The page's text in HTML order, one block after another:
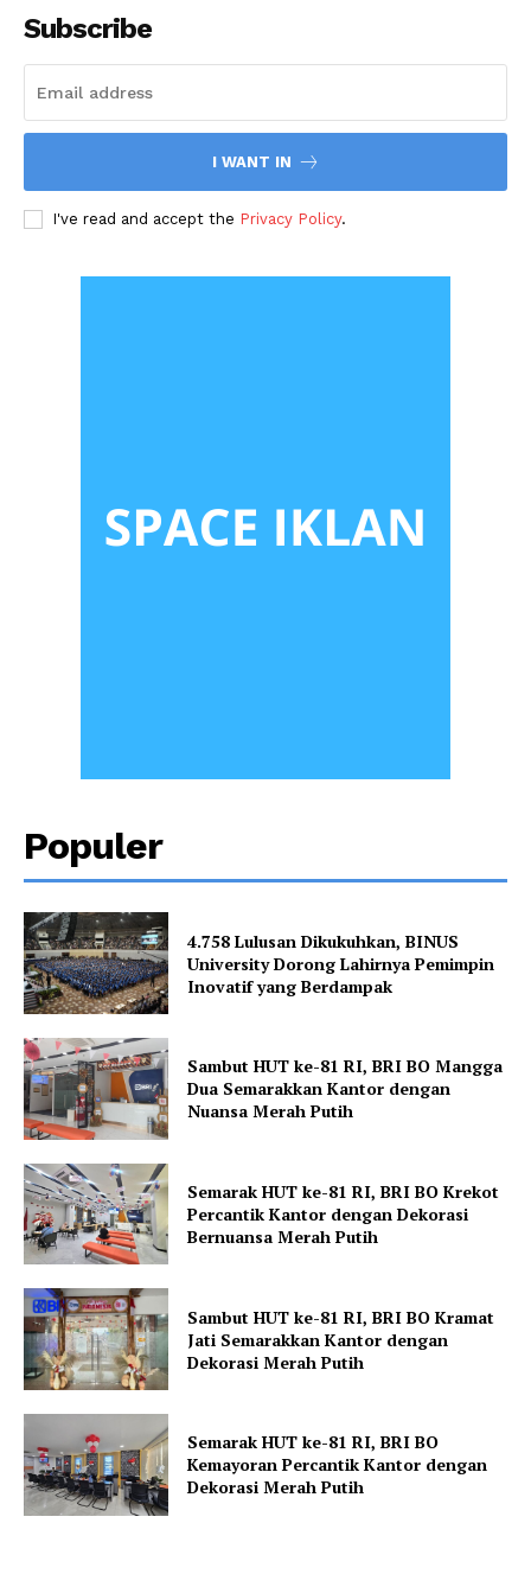
Subscribe
I WANT IN
I've read and accept the Privacy Policy.
Populer
4.758 Lulusan Dikukuhkan, BINUS
University Dorong Lahirnya Pemimpin
Inovatif yang Berdampak
Sambut HUT ke-81 RI, BRI BO Mangga
Dua Semarakkan Kantor dengan
Nuansa Merah Putih
Semarak HUT ke-81 RI, BRI BO Krekot
Percantik Kantor dengan Dekorasi
Bernuansa Merah Putih
Sambut HUT ke-81 RI, BRI BO Kramat
Jati Semarakkan Kantor dengan
Dekorasi Merah Putih
Semarak HUT ke-81 RI, BRI BO
Kemayoran Percantik Kantor dengan
Dekorasi Merah Putih